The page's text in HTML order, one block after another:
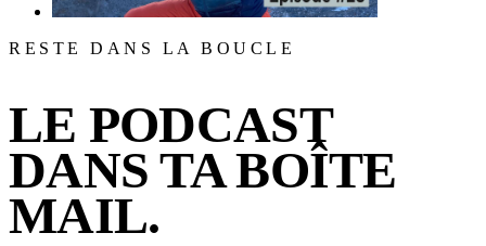
RESTE DANS LA BOUCLE
LE PODCAST
DANS TA BOÎTE
MAIL.